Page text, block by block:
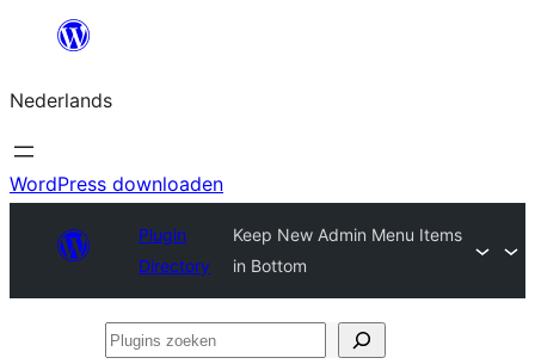
de
inhoud
Nederlands
WordPress downloaden
Plugin
Directory
Keep New Admin Menu Items
in Bottom
Plugins